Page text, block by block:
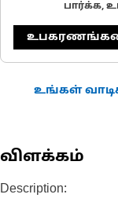
பார்க்க,
உங்கள்
விளக்கம்
Description: